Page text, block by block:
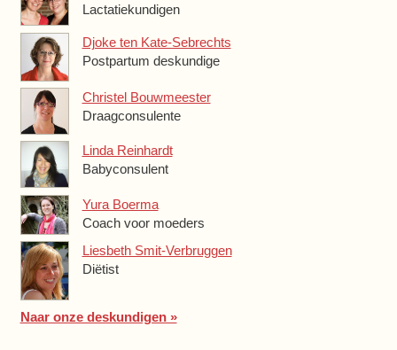
Lactatiekundigen
Djoke ten Kate-Sebrechts
Postpartum deskundige
Christel Bouwmeester
Draagconsulente
Linda Reinhardt
Babyconsulent
Yura Boerma
Coach voor moeders
Liesbeth Smit-Verbruggen
Diëtist
Naar onze deskundigen »